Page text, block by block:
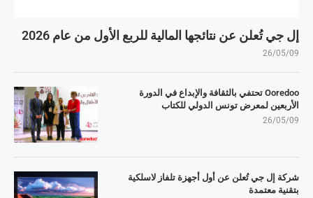
إل جي تُعلن عن نتائجها المالية للربع الأول من عام 2026
26/05/09
Ooredoo تحتفي بالثقافة والإبداع في الدورة
الأربعين لمعرض تونس الدولي للكتاب
26/05/09
شركة إل جي تُعلن عن أول أجهزة تلفاز لاسلكية
بتقنية معتمدة